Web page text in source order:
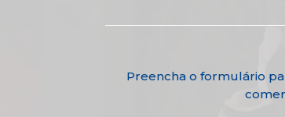
Preencha o formulário